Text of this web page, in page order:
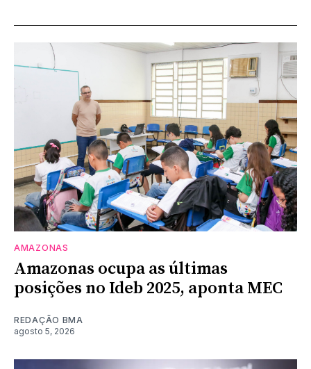
AMAZONAS
Amazonas ocupa as últimas
posições no Ideb 2025, aponta MEC
REDAÇÃO BMA
agosto 5, 2026